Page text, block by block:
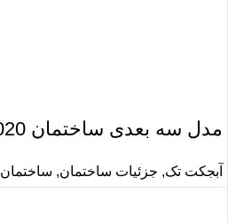
مدل سه بعدی ساختمان 020
آبجکت تک, جزئیات ساختمان, ساختمان